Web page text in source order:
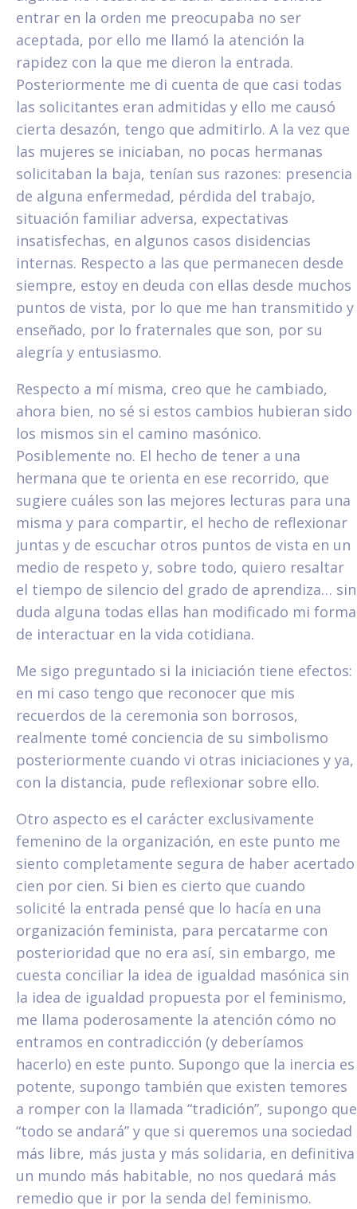
entrar en la orden me preocupaba no ser
aceptada, por ello me llamó la atención la
rapidez con la que me dieron la entrada.
Posteriormente me di cuenta de que casi todas
las solicitantes eran admitidas y ello me causó
cierta desazón, tengo que admitirlo. A la vez que
las mujeres se iniciaban, no pocas hermanas
solicitaban la baja, tenían sus razones: presencia
de alguna enfermedad, pérdida del trabajo,
situación familiar adversa, expectativas
insatisfechas, en algunos casos disidencias
internas. Respecto a las que permanecen desde
siempre, estoy en deuda con ellas desde muchos
puntos de vista, por lo que me han transmitido y
enseñado, por lo fraternales que son, por su
alegría y entusiasmo.
Respecto a mí misma, creo que he cambiado,
ahora bien, no sé si estos cambios hubieran sido
los mismos sin el camino masónico.
Posiblemente no. El hecho de tener a una
hermana que te orienta en ese recorrido, que
sugiere cuáles son las mejores lecturas para una
misma y para compartir, el hecho de reflexionar
juntas y de escuchar otros puntos de vista en un
medio de respeto y, sobre todo, quiero resaltar
el tiempo de silencio del grado de aprendiza… sin
duda alguna todas ellas han modificado mi forma
de interactuar en la vida cotidiana.
Me sigo preguntado si la iniciación tiene efectos:
en mi caso tengo que reconocer que mis
recuerdos de la ceremonia son borrosos,
realmente tomé conciencia de su simbolismo
posteriormente cuando vi otras iniciaciones y ya,
con la distancia, pude reflexionar sobre ello.
Otro aspecto es el carácter exclusivamente
femenino de la organización, en este punto me
siento completamente segura de haber acertado
cien por cien. Si bien es cierto que cuando
solicité la entrada pensé que lo hacía en una
organización feminista, para percatarme con
posterioridad que no era así, sin embargo, me
cuesta conciliar la idea de igualdad masónica sin
la idea de igualdad propuesta por el feminismo,
me llama poderosamente la atención cómo no
entramos en contradicción (y deberíamos
hacerlo) en este punto. Supongo que la inercia es
potente, supongo también que existen temores
a romper con la llamada “tradición”, supongo que
“todo se andará” y que si queremos una sociedad
más libre, más justa y más solidaria, en definitiva
un mundo más habitable, no nos quedará más
remedio que ir por la senda del feminismo.